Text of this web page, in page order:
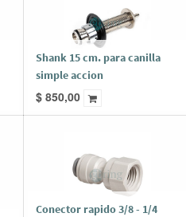
Shank 15 cm. para canilla
simple accion
$ 850,00
Conector rapido 3/8 - 1/4